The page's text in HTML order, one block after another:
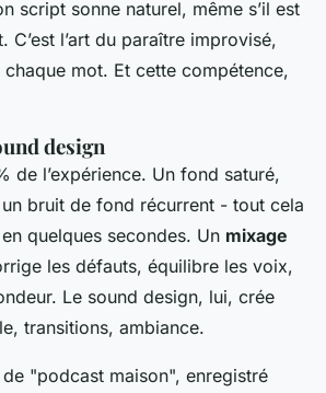
script sonne naturel, même s’il est
C’est l’art du paraître improvisé,
mot. Et cette compétence,
design
de l’expérience. Un fond saturé,
bruit de fond récurrent - tout cela
quelques secondes. Un mixage
les défauts, équilibre les voix,
Le sound design, lui, crée
transitions, ambiance.
"podcast maison", enregistré